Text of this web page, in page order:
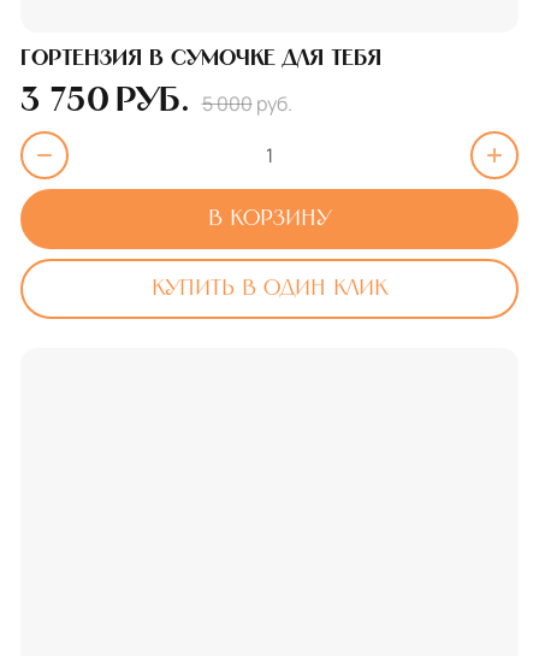
Гортензия в сумочке для тебя
5 000 руб.
3 750 руб.
В корзину
Купить в один клик